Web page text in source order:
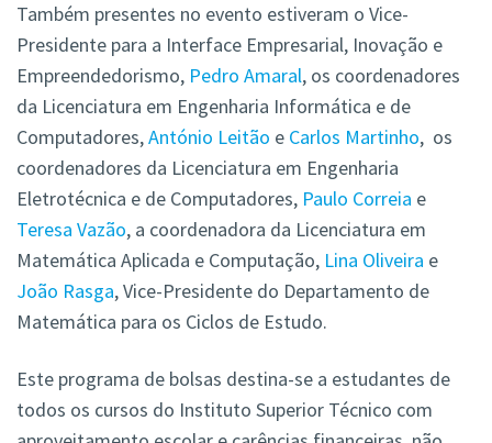
Também presentes no evento estiveram o Vice-
Presidente para a Interface Empresarial, Inovação e
Empreendedorismo, Pedro Amaral, os coordenadores
da Licenciatura em Engenharia Informática e de
Computadores,António Leitão e Carlos Martinho, os
coordenadores da Licenciatura em Engenharia
Eletrotécnica e de Computadores, Paulo Correia e
Teresa Vazão, a coordenadora da Licenciatura em
Matemática Aplicada e Computação, Lina Oliveira e
João Rasga, Vice-Presidente do Departamento de
Matemática para os Ciclos de Estudo.
Este programa de bolsas destina-se a estudantes de
todos os cursos do Instituto Superior Técnico com